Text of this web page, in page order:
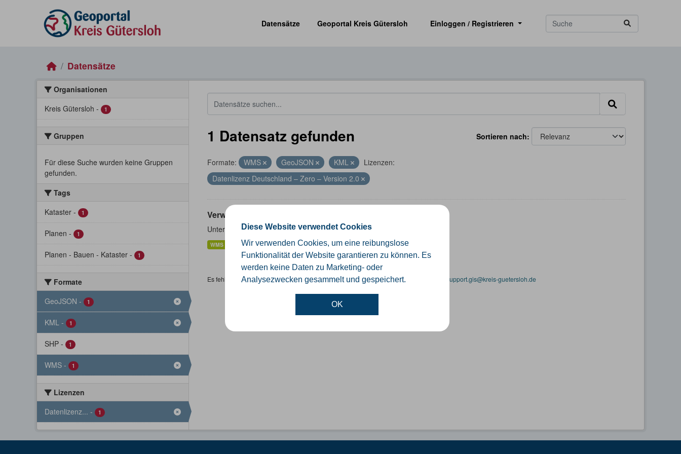
Diese Website verwendet Cookies
Wir verwenden Cookies, um eine reibungslose
Funktionalität der Website garantieren zu können. Es
werden keine Daten zu Marketing- oder
Analysezwecken gesammelt und gespeichert.
OK
Datensätze
Geoportal Kreis Gütersloh Einloggen / Registrieren
Datensätze
Organisationen
Kreis Gütersloh - 1
Gruppen
Für diese Suche wurden keine Gruppen
gefunden.
Tags
Kataster - 1
Planen - 1
Planen - Bauen - Kataster - 1
Formate
GeoJSON - 1
KML - 1
SHP - 1
WMS - 1
Lizenzen
Datenlizenz... - 1
Sortieren nach
1 Datensatz gefunden
Formate: WMS GeoJSON KML
Lizenzen:
Datenlizenz Deutschland – Zero – Version 2.0
Verwaltungsgrenzen
Unterschiedliche Ebenen der Verwaltungsgrenzen im Kreis Gütersloh
WMS SHP GeoJSON KML
Es fehlen spezifische Datensätze? Wenden Sie sich bitte an einen Administrator unter: support.gis@kreis-guetersloh.de